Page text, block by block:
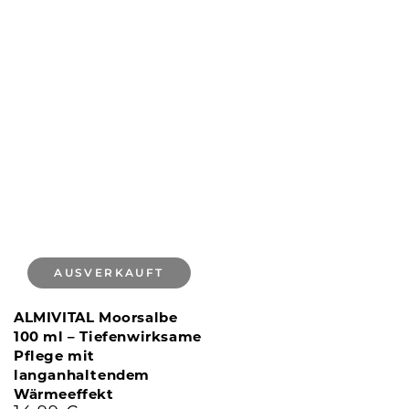
ALMIVITAL Moorsalbe
100 ml – Tiefenwirksame
Pflege mit
langanhaltendem
Wärmeeffekt
AUSVERKAUFT